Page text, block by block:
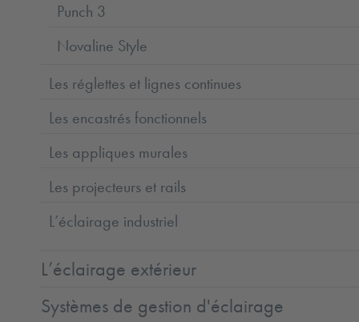
Punch 3
Novaline Style
Les réglettes et lignes continues
Les encastrés fonctionnels
Les appliques murales
Les projecteurs et rails
L’éclairage industriel
L’éclairage extérieur
Systèmes de gestion d'éclairage